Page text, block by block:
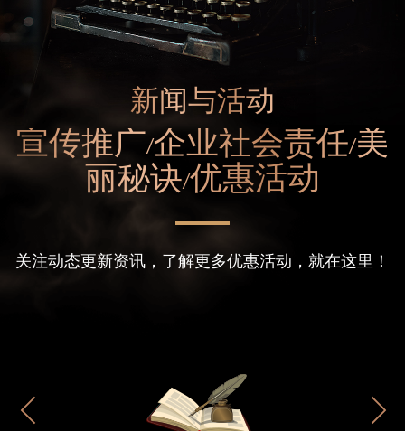
新闻与活动
宣传推广/企业社会责任/美
丽秘诀/优惠活动
关注动态更新资讯，了解更多优惠活动，就在这里！